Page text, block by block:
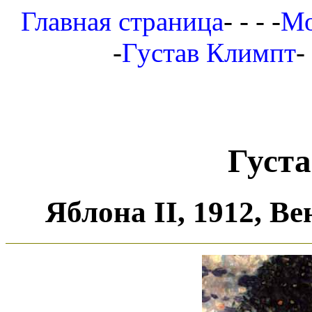
Главная страница- - - -
-Густав Климпт-
Яблона II, 1912,